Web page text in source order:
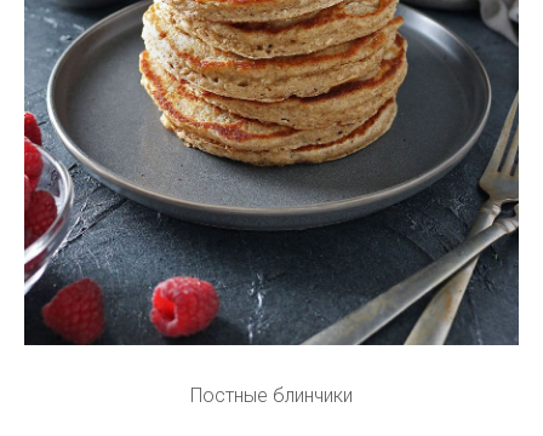
Постные блинчики